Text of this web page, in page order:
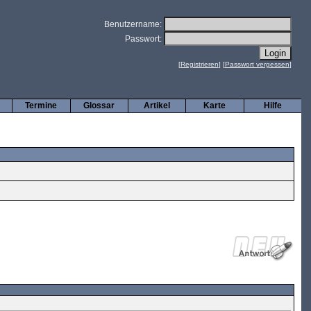
Benutzername:
Passwort:
[Registrieren] [Passwort vergessen]
Hilfe
Karte
Artikel
Glossar
Termine